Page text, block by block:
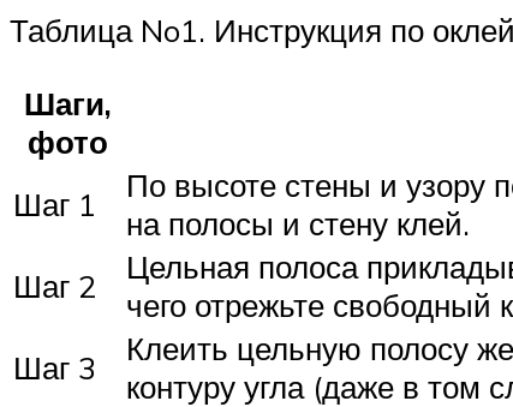
Таблица No1. Инструкция по
Шаги,
фото
Шаг 1
По высоте стены и узору
на полосы и стену клей.
Шаг 2
Цельная полоса
чего отрежьте свободный
Шаг 3
Клеить цельную полосу
контуру угла (даже в том